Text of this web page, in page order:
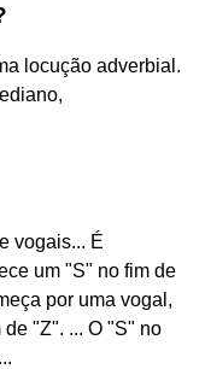
locução adverbial.
vogais... É
um "S" no fim de
por uma vogal,
"Z". ... O "S" no